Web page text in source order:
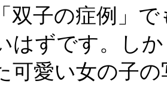
双子の症例」
はずです。し
可愛い女の子